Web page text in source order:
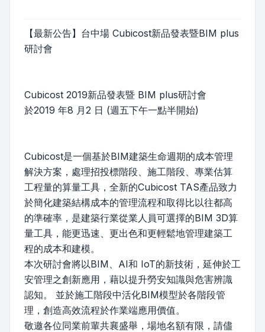
【最新公告】台中場 Cubicost新品發表暨BIM plus
研討會
Cubicost 2019新品發表暨 BIM plus研討會
於2019 年8 月2 日 (週五下午一點半開始)
Cubicost是一個基於BIM建築生命週期的成本管理
解決方案，處理招投標階段、施工階段、專業估算
工程量的算量工具，全新的Cubicost TAS產品致力
於簡化建築結構成本的管理流程和取得比以往都高
的準確率，是建築行業從業人員可選擇的BIM 3D算
量工具，能更迅速、更出色和更輕鬆地管理建築工
程的成本和建模。
本次研討會將以BIM、AI和 IoT的新技術，延伸於工
安管理之創新應用，藉以提升勞安知識與危害辨識
認知。 並於施工階段中活化BIM模型於各階段管
理，創造高效流程於作業端應用價值。
敬邀各位同業前輩共襄盛舉，場地名額有限，請儘